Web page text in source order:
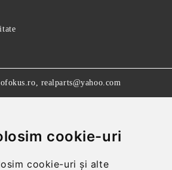
cookie-uri
cookie-uri și alte
realparts@yahoo.com